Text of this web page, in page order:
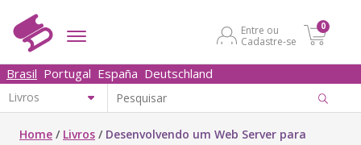
Entre ou
Cadastre-se
0
Brasil Portugal España Deutschland
Home / Livros / Desenvolvendo um Web Server para